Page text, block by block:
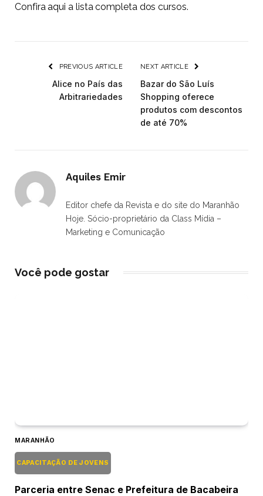
Confiraaqui a lista completa dos cursos.
PREVIOUS ARTICLE
Alice no País das
Arbitrariedades
NEXT ARTICLE
Bazar do São Luís
Shopping oferece
produtos com descontos
de até 70%
Aquiles Emir
Editor chefe da Revista e do site do Maranhão
Hoje. Sócio-proprietário da Class Mídia –
Marketing e Comunicação
Você pode gostar
MARANHÃO
CAPACITAÇÃO DE JOVENS
Parceria entre Senac e Prefeitura de Bacabeira